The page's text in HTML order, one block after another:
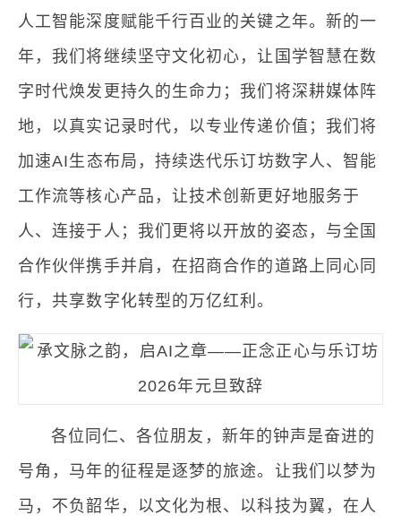
人工智能深度赋能千行百业的关键之年。新的一
年，我们将继续坚守文化初心，让国学智慧在数
字时代焕发更持久的生命力；我们将深耕媒体阵
地，以真实记录时代，以专业传递价值；我们将
加速AI生态布局，持续迭代乐订坊数字人、智能
工作流等核心产品，让技术创新更好地服务于
人、连接于人；我们更将以开放的姿态，与全国
合作伙伴携手并肩，在招商合作的道路上同心同
行，共享数字化转型的万亿红利。
各位同仁、各位朋友，新年的钟声是奋进的
号角，马年的征程是逐梦的旅途。让我们以梦为
马，不负韶华，以文化为根、以科技为翼，在人